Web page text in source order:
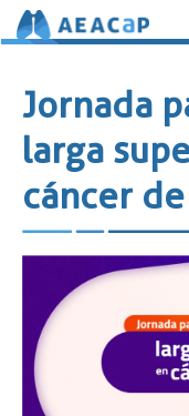
al
contenido
Jornada
larga
cáncer